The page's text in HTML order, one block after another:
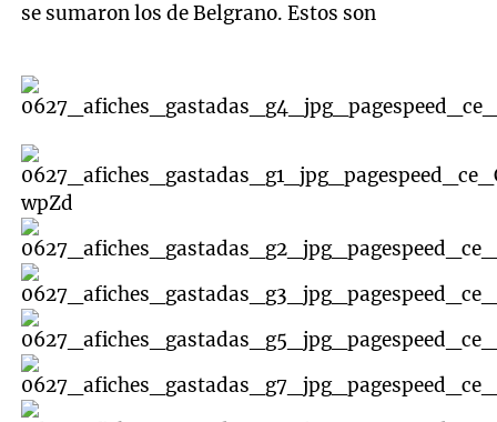
se sumaron los de Belgrano. Estos son